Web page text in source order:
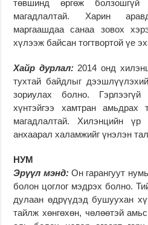
төвшинд өргөж
магадлалтай. Харин
маргаашдаа санаа зовох
хүлээж байсан тогтвортой үе
Хайр дурлал:2014 онд
тухтай байдлыг
зориулах болно.
хүнтэйгээ хамтран амьдрах
магадлалтай. Хилэнцийн
анхаарал халамжийг үнэлэн
НУМ
Эрүүл мэнд: Он гарангуут
болон цоглог мэдрэх болно.
дулаан өдрүүдэд бушуухан
тайлж хөнгөхөн, чөлөөтэй